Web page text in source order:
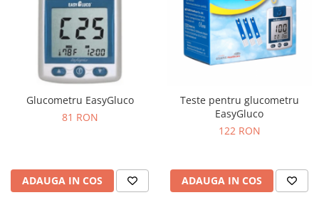
Glucometru EasyGluco
81 RON
ADAUGA IN COS
Teste pentru glucometru
EasyGluco
122 RON
ADAUGA IN COS